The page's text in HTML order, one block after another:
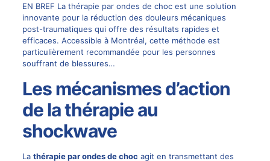
EN BREF La thérapie par ondes de choc est une solution
innovante pour la réduction des douleurs mécaniques
post-traumatiques qui offre des résultats rapides et
efficaces. Accessible à Montréal, cette méthode est
particulièrement recommandée pour les personnes
souffrant de blessures…
Les mécanismes d’action
de la thérapie au
shockwave
La thérapie par ondes de choc agit en transmettant des